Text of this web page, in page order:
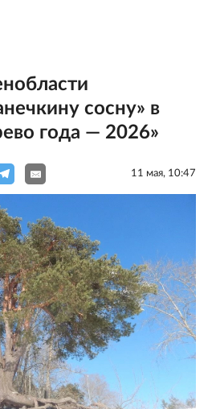
сосну» в
года — 2026»
11 мая, 10:47